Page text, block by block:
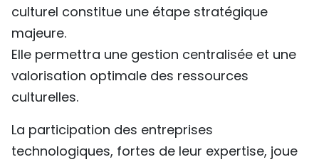
culturel constitue une étape stratégique
majeure.
Elle permettra une gestion centralisée et une
valorisation optimale des ressources
culturelles.
La participation des entreprises
technologiques, fortes de leur expertise, joue